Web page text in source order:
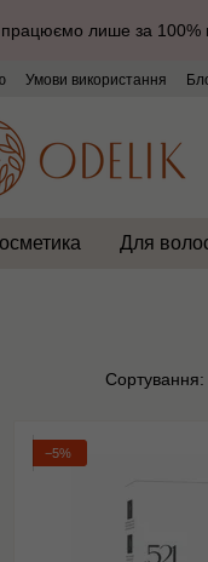
лише за 100%
Умови використання
Для
Сортування:
−5%